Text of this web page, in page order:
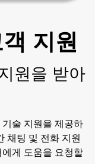
지원
원을 받아
술 지원을 제공하
채팅 및 전화 지원
게 도움을 요청할